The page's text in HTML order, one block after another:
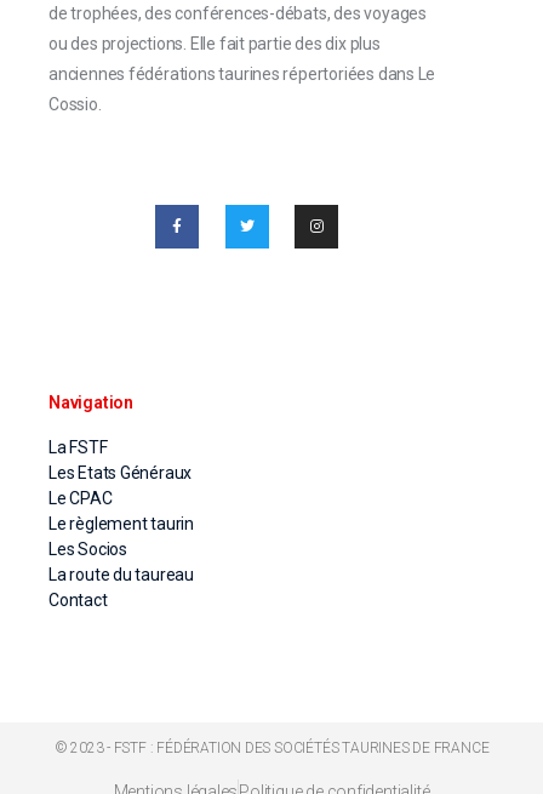
de trophées, des conférences-débats, des voyages
ou des projections. Elle fait partie des dix plus
anciennes fédérations taurines répertoriées dans Le
Cossio.
Navigation
La FSTF
Les Etats Généraux
Le CPAC
Le règlement taurin
Les Socios
La route du taureau
Contact
© 2023 - FSTF : FÉDÉRATION DES SOCIÉTÉS TAURINES DE FRANCE